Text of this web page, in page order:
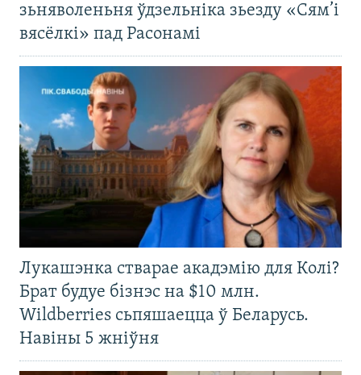
зьняволеньня ўдзельніка зьезду «Сям’і
вясёлкі» пад Расонамі
Лукашэнка стварае акадэмію для Колі?
Брат будуе бізнэс на $10 млн.
Wildberries сьпяшаецца ў Беларусь.
Навіны 5 жніўня